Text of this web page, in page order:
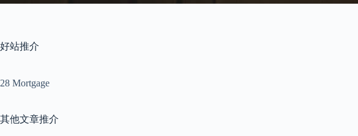
好站推介
28 Mortgage
其他文章推介